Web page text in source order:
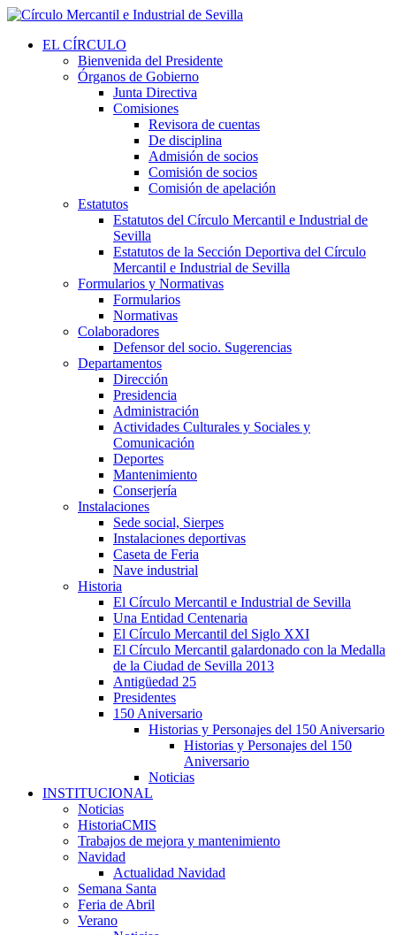
EL CÍRCULO
Bienvenida del Presidente
Órganos de Gobierno
Junta Directiva
Comisiones
Revisora de cuentas
De disciplina
Admisión de socios
Comisión de socios
Comisión de apelación
Estatutos
Estatutos del Círculo Mercantil e Industrial de
Sevilla
Estatutos de la Sección Deportiva del Círculo
Mercantil e Industrial de Sevilla
Formularios y Normativas
Formularios
Normativas
Colaboradores
Defensor del socio. Sugerencias
Departamentos
Dirección
Presidencia
Administración
Actividades Culturales y Sociales y
Comunicación
Deportes
Mantenimiento
Conserjería
Instalaciones
Sede social, Sierpes
Instalaciones deportivas
Caseta de Feria
Nave industrial
Historia
El Círculo Mercantil e Industrial de Sevilla
Una Entidad Centenaria
El Círculo Mercantil del Siglo XXI
El Círculo Mercantil galardonado con la Medalla
de la Ciudad de Sevilla 2013
Antigüedad 25
Presidentes
150 Aniversario
Historias y Personajes del 150 Aniversario
Historias y Personajes del 150
Aniversario
Noticias
INSTITUCIONAL
Noticias
HistoriaCMIS
Trabajos de mejora y mantenimiento
Navidad
Actualidad Navidad
Semana Santa
Feria de Abril
Verano